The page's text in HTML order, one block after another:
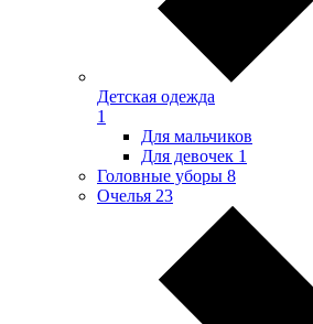
Детская одежда
1
Для мальчиков
Для девочек 1
Головные уборы 8
Очелья 23